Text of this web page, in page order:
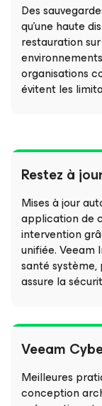
Des
qu'une haute
restauration
organisations
évitent les
Restez à
Mises à jour
application de
intervention
unifiée. Veeam
santé
assure la
Veeam
Meilleures
conception